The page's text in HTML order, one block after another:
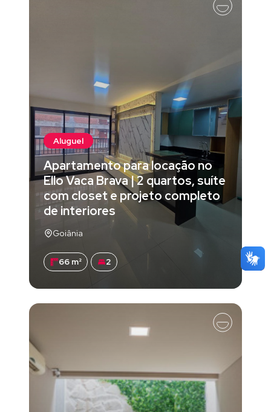
Aluguel
Apartamento para locação no
Ello Vaca Brava | 2 quartos, suíte
com closet e projeto completo
de interiores
Goiânia
66 m² 2